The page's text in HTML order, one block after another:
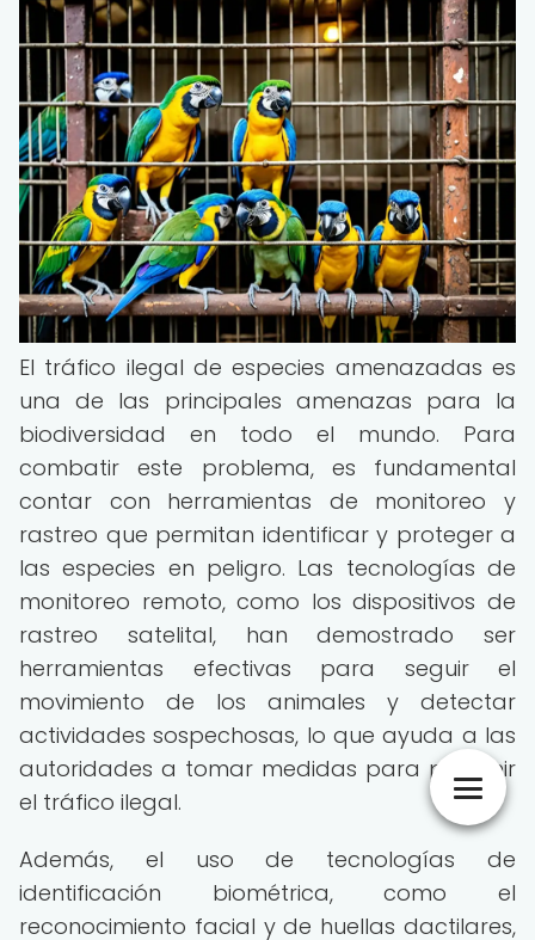
El tráfico ilegal de especies amenazadas es
una de las principales amenazas para la
biodiversidad en todo el mundo. Para
combatir este problema, es fundamental
contar con herramientas de monitoreo y
rastreo que permitan identificar y proteger a
las especies en peligro. Las tecnologías de
monitoreo remoto, como los dispositivos de
rastreo satelital, han demostrado ser
herramientas efectivas para seguir el
movimiento de los animales y detectar
actividades sospechosas, lo que ayuda a las
autoridades a tomar medidas para prevenir
el tráfico ilegal.
Además, el uso de tecnologías de
identificación biométrica, como el
reconocimiento facial y de huellas dactilares,